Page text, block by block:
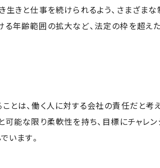
きと仕事を続けられるよう、さまざまな
年齢範囲の拡大など、法定の枠を超え
は、働く人に対する会社の責任だと考
能な限り柔軟性を持ち、目標にチャレ
います。